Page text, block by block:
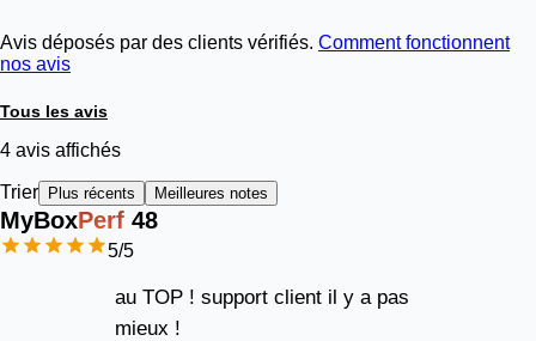
Avis déposés par des clients vérifiés. Comment fonctionnent
nos avis
Tous les avis
4 avis affichés
Trier Plus récents Meilleures notes
MyBoxPerf 48
5/5
au TOP ! support client il y a pas
mieux !